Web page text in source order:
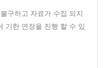
구하고 자료가 수집 되지
기한 연장을 진행 할 수 있